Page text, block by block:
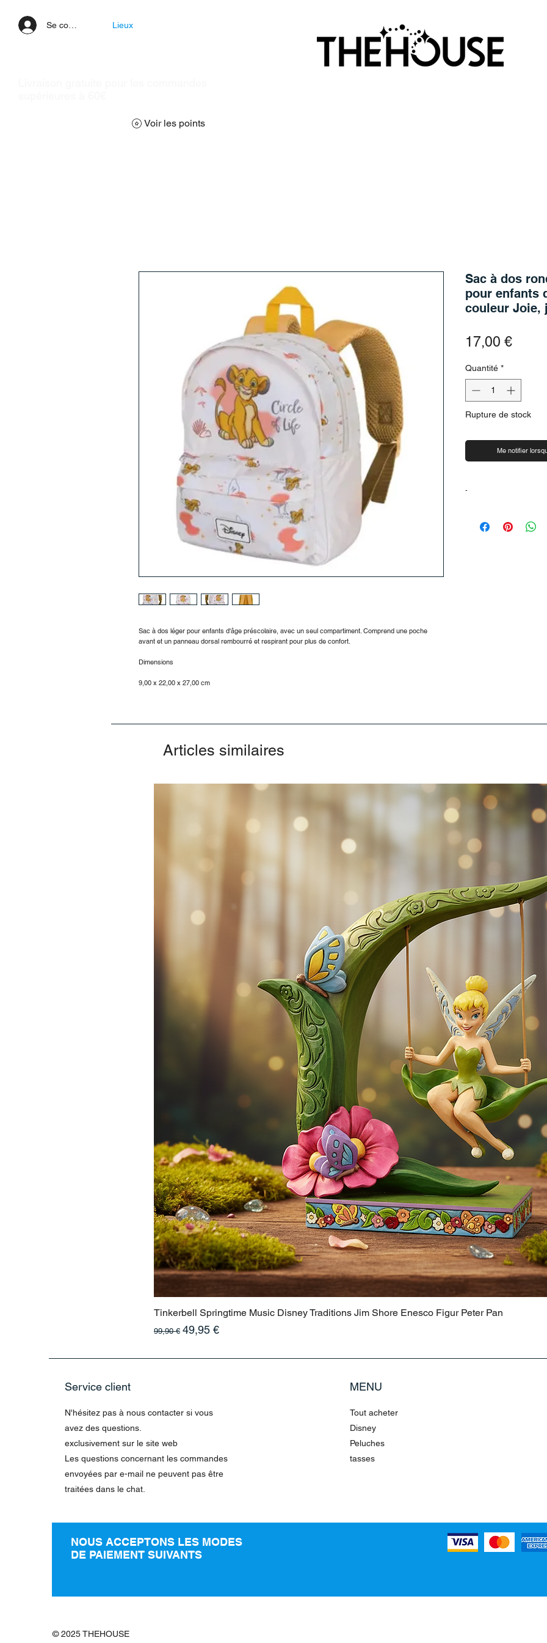
Se connecter Lieux
Voir les points
Sac à dos léger pour enfants d'âge préscolaire, avec un seul compartiment. Comprend une poche
avant et un panneau dorsal rembourré et respirant pour plus de confort.
Dimensions
9,00 x 22,00 x 27,00 cm
Sac à dos
pour enfants
couleur Joie,
17,00 €Prix
Quantité *
Rupture de stock
Me notifier
-
Articles similaires
Tinkerbell Springtime Music Disney Traditions Jim Shore Enesco Figur Peter Pan
Prix original
99,90 € Prix promotionnel
49,95 €
Service client
N'hésitez pas à nous contacter si vous
avez des questions.
exclusivement sur le site web
Les questions concernant les commandes
envoyées par e-mail ne peuvent pas être
traitées dans le chat.
MENU
Tout acheter
Disney
Peluches
tasses
NOUS ACCEPTONS LES MODES
DE PAIEMENT SUIVANTS
© 2025 THEHOUSE